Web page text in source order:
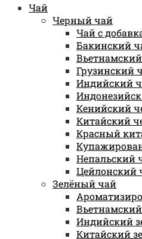
Чай
Черный чай
Чай с
Бакинский
Грузинский
Индийский
Кенийский
Китайский
Красный
Непальский
Цейлонский
Зелёный чай
Индийский
Китайский